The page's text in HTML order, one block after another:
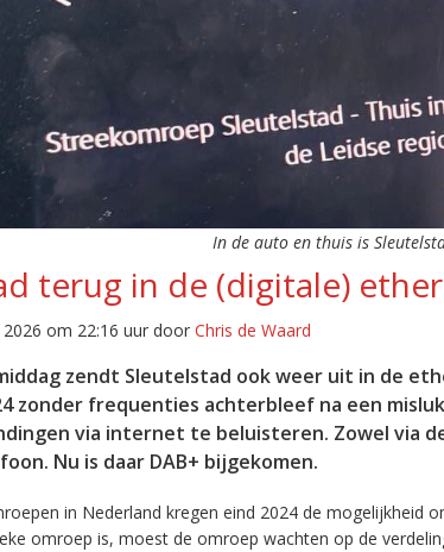
In de auto en thuis is
terug in de (digitale) ether
om 22:16 uur door Chris de Waard
zendt Sleutelstad ook weer uit in de
zonder frequenties achterbleef na een
via internet te beluisteren. Zowel via
Nu is daar DAB+ bijgekomen.
in Nederland kregen eind 2024 de mogelijkheid
omroep is, moest de omroep wachten op de